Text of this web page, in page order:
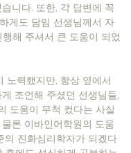
니다. 또한, 각 답변에 꼭
게도 담임 선생님께서 자
해 주셔서 큰 도움이 되었
노력했지만, 항상 옆에서
조언해 주셨던 선생님들,
도움이 무척 컸다는 사실
론 이바인어학원의 도움
의 진화심리학자가 되겠다